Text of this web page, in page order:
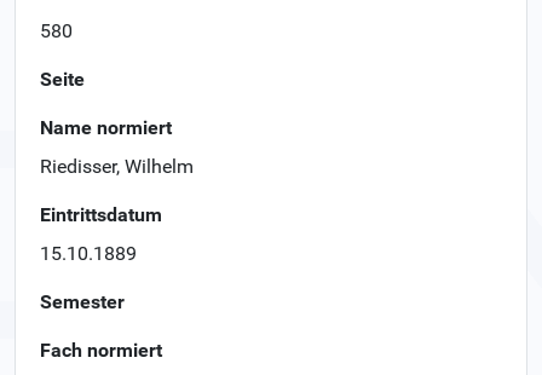
580
Seite
Name normiert
Riedisser, Wilhelm
Eintrittsdatum
15.10.1889
Semester
Fach normiert